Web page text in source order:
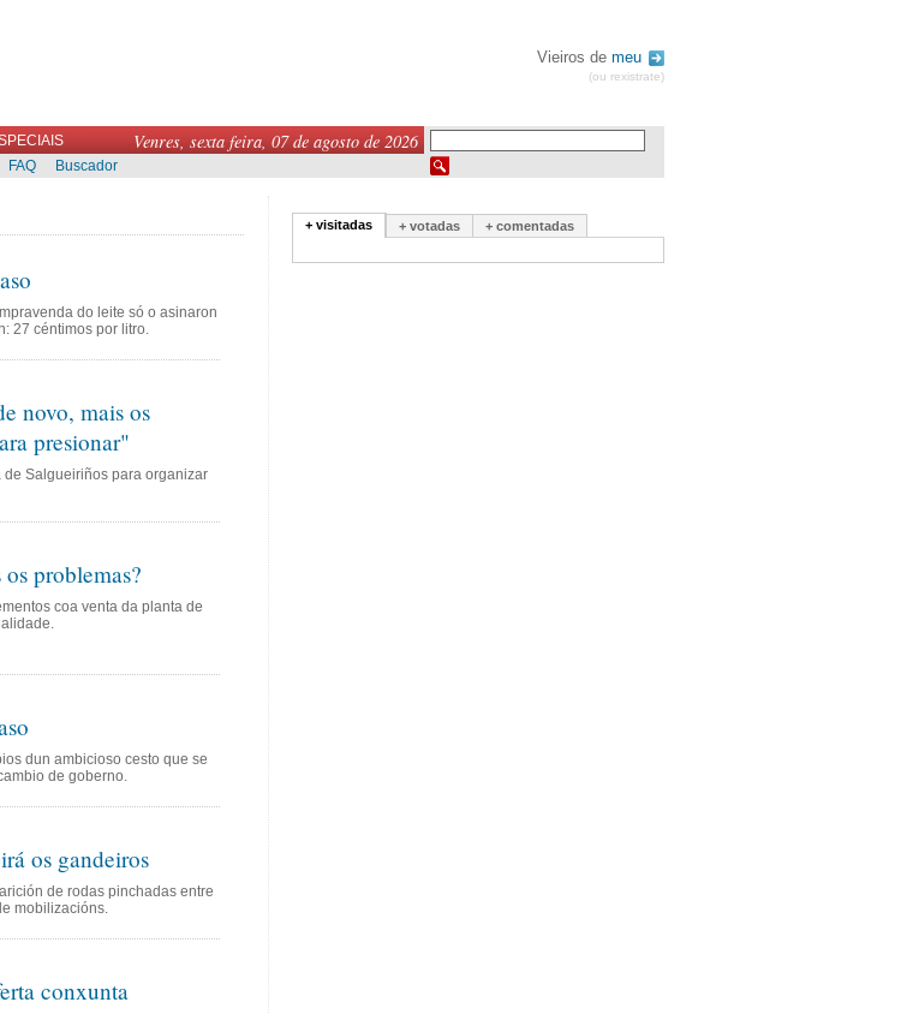
Vieiros de meu
(ou rexistrate)
Venres, sexta feira, 07 de agosto de 2026
FAQ Buscador
do leite só o asinaron
27 céntimos por litro.
novo, mais os
presionar"
Salgueiriños para organizar
problemas?
coa venta da planta de
dun ambicioso cesto que se
de goberno.
os gandeiros
de rodas pinchadas entre
mobilizacións.
conxunta
+ visitadas + votadas + comentadas